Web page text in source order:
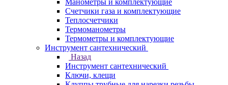
Манометры и комплектующие
Счетчики газа и комплектующие
Теплосчетчики
Термоманометры
Термометры и комплектующие
Инструмент сантехнический
Назад
Инструмент сантехнический
Ключи, клещи